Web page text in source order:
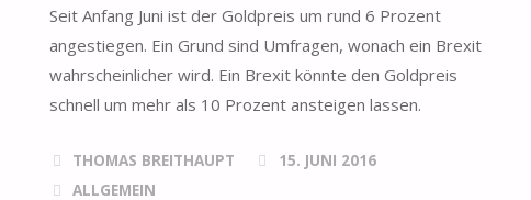
Seit Anfang Juni ist der Goldpreis um rund 6 Prozent
angestiegen. Ein Grund sind Umfragen, wonach ein Brexit
wahrscheinlicher wird. Ein Brexit könnte den Goldpreis
schnell um mehr als 10 Prozent ansteigen lassen.
THOMAS BREITHAUPT
15. JUNI 2016
ALLGEMEIN